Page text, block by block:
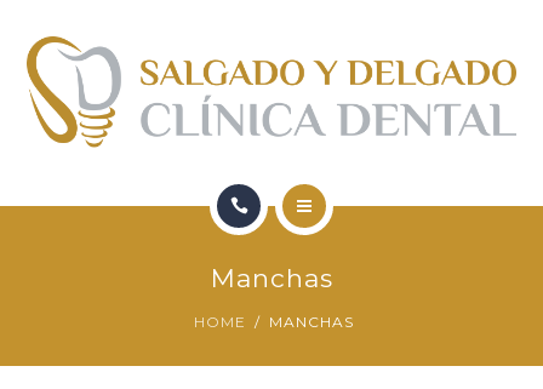
QUIENES SOMOS
CONTACTO
BLOG
Manchas
HOME MANCHAS